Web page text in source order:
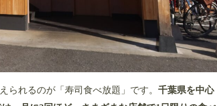
れるのが「寿司食べ放題」です。 千葉県を中心